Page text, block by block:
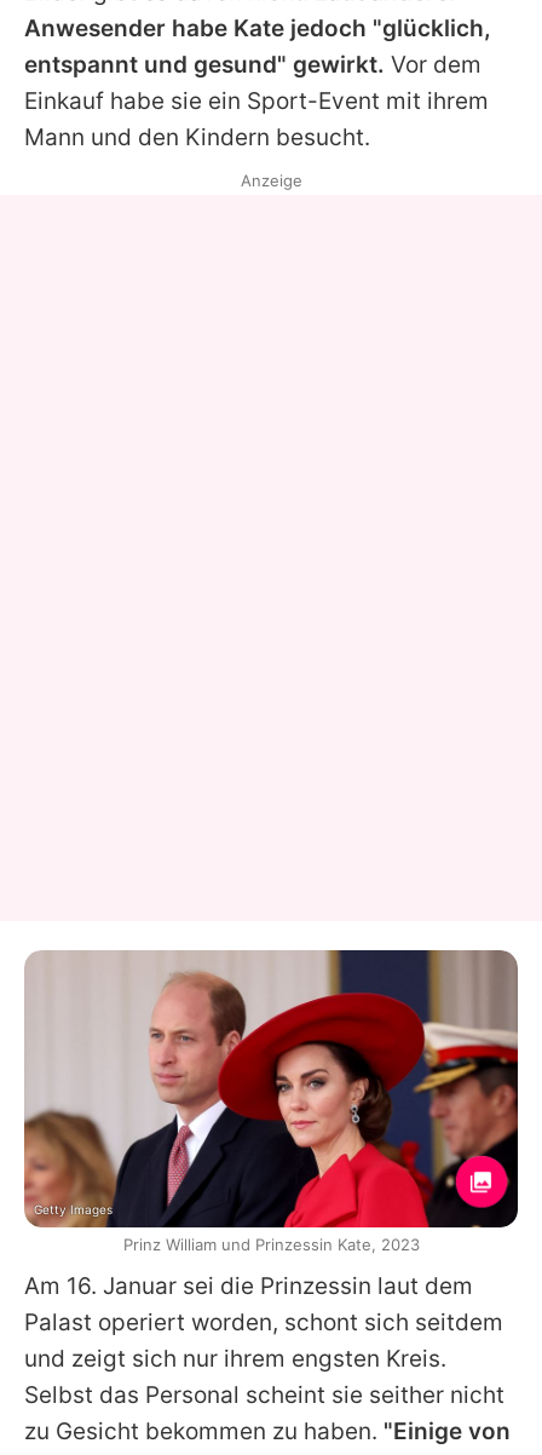
Anwesender habe Kate jedoch "glücklich,
entspannt und gesund" gewirkt. Vor dem
Einkauf habe sie ein Sport-Event mit ihrem
Mann und den Kindern besucht.
Am 16. Januar sei die Prinzessin laut dem
Palast operiert worden, schont sich seitdem
und zeigt sich nur ihrem engsten Kreis.
Selbst das Personal scheint sie seither nicht
zu Gesicht bekommen zu haben. "Einige von
Anzeige
Getty Images
Prinz William und Prinzessin Kate, 2023